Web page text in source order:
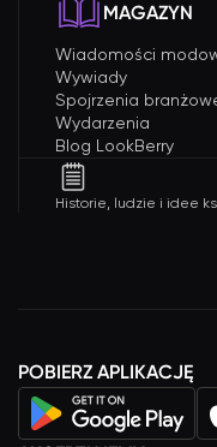
MAGAZYN
Wiadomości
Wywiady
Spojrzenia
Wydarzenia
Blog LookBerry
Historie, ludzie i idee
POBIERZ APLIKACJĘ